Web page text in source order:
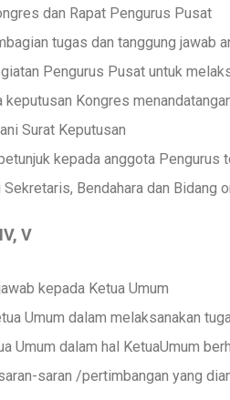
dan Rapat Pengurus Pusat
tugas dan tanggung jawab
Pengurus Pusat untuk
keputusan Kongres
Surat Keputusan
kepada anggota Pengurus
Bendahara dan Bidang
V
kepada Ketua Umum
Umum dalam melaksanakan
Umum dalam hal KetuaUmum
saran /pertimbangan yang